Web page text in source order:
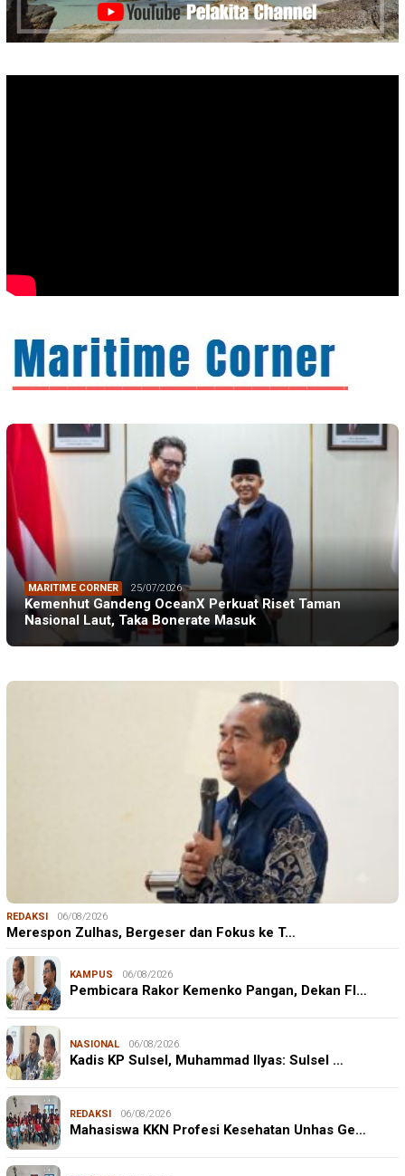
MARITIME CORNER 25/07/2026
Kemenhut Gandeng OceanX Perkuat Riset Taman
Nasional Laut, Taka Bonerate Masuk
REDAKSI 06/08/2026
Merespon Zulhas, Bergeser dan Fokus ke T…
KAMPUS 06/08/2026
Pembicara Rakor Kemenko Pangan, Dekan FI…
NASIONAL 06/08/2026
Kadis KP Sulsel, Muhammad Ilyas: Sulsel …
REDAKSI 06/08/2026
Mahasiswa KKN Profesi Kesehatan Unhas Ge…